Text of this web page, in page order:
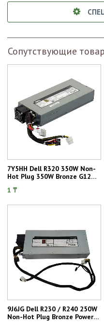
Сопутствующие
7Y5HH Dell R320 350W Non-
Hot Plug 350W Bronze G12
1 ₸
9J6JG Dell R230 / R240 250W
Non-Hot Plug Bronze Power